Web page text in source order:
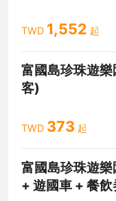
TWD 1,552 起
富國島珍珠遊
客)
TWD 373 起
富國島珍珠遊
+ 遊國車 + 餐